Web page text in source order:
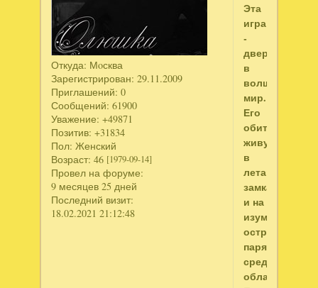
Откуда: Мoсква
Зарегистрирован: 29.11.2009
Приглашений: 0
Сообщений: 61900
Уважение: +49871
Позитив: +31834
Пол: Женский
Возраст: 46 [1979-09-14]
Провел на форуме:
9 месяцев 25 дней
Последний визит:
18.02.2021 21:12:48
Эта
игра
-
дверца
в
волшебный
мир.
Его
обитатели
живут
в
летающих
замках
и на
изумрудных
островах,
парящих
среди
облаков.